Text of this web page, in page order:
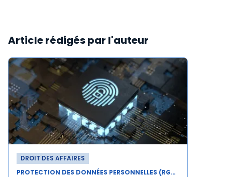
Article rédigés par l'auteur
DROIT DES AFFAIRES
PROTECTION DES DONNÉES PERSONNELLES (RGPD)